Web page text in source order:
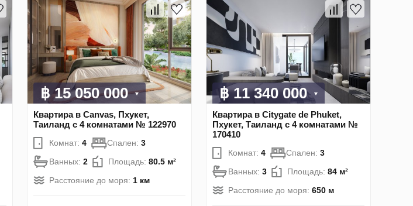
฿ 15 050 000
Квартира в Canvas, Пхукет,
Таиланд с 4 комнатами № 122970
Комнат: 4 Спален: 3
Ванных: 2 Площадь: 80.5 м²
Расстояние до моря: 1 км
฿ 11 340 000
Квартира в Citygate de Phuket,
Пхукет, Таиланд с 4 комнатами №
170410
Комнат: 4 Спален: 3
Ванных: 3 Площадь: 84 м²
Расстояние до моря: 650 м